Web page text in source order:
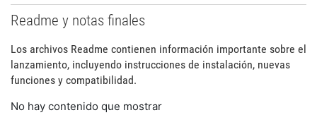
Readme y notas finales
Los archivos Readme contienen información importante sobre el
lanzamiento, incluyendo instrucciones de instalación, nuevas
funciones y compatibilidad.
No hay contenido que mostrar